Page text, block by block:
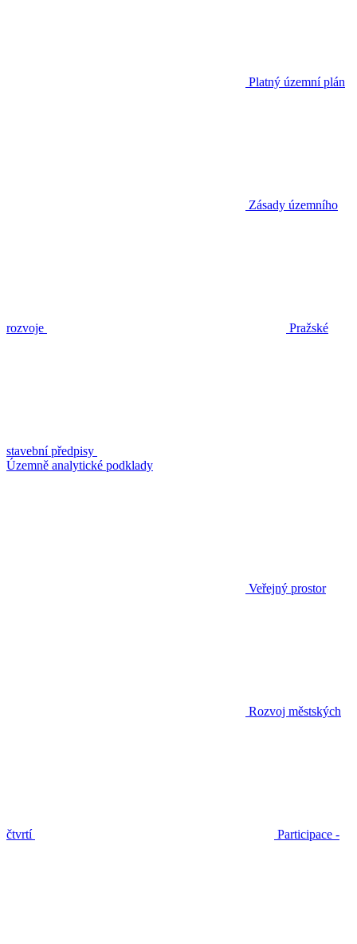
Platný územní plán
Zásady územního
rozvoje Pražské
stavební předpisy
Územně analytické podklady
Veřejný prostor
Rozvoj městských
čtvrtí Participace -